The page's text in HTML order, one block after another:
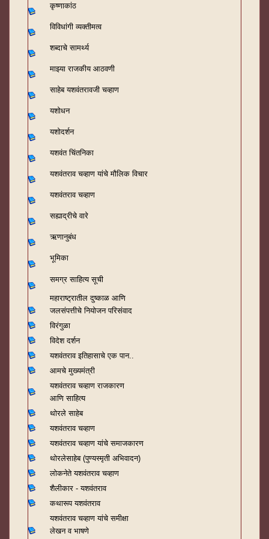
कृष्णाकांठ
विविधांगी व्यक्तीमत्व
शब्दाचे सामर्थ्य
माझ्या राजकीय आठवणी
साहेब यशवंतरावजी चव्हाण
यशोधन
यशोदर्शन
यशवंत चिंतनिका
यशवंतराव चव्हाण यांचे मौलिक विचार
यशवंतराव चव्हाण
सह्याद्रीचे वारे
ऋणानुबंध
भूमिका
समग्र साहित्य सूची
महाराष्ट्रातील दुष्काळ आणि
जलसंपत्तीचे नियोजन परिसंवाद
विरंगुळा
विदेश दर्शन
यशवंतराव इतिहासाचे एक पान..
आमचे मुख्यमंत्री
यशवंतराव चव्हाण राजकारण
आणि साहित्य
थोरले साहेब
यशवंतराव चव्हाण
यशवंतराव चव्हाण यांचे समाजकारण
थोरलेसाहेब (पुण्यस्मृती अभिवादन)
लोकनेते यशवंतराव चव्हाण
शैलीकार - यशवंतराव
कथारूप यशवंतराव
यशवंतराव चव्हाण यांचे समीक्षा
लेखन व भाषणे